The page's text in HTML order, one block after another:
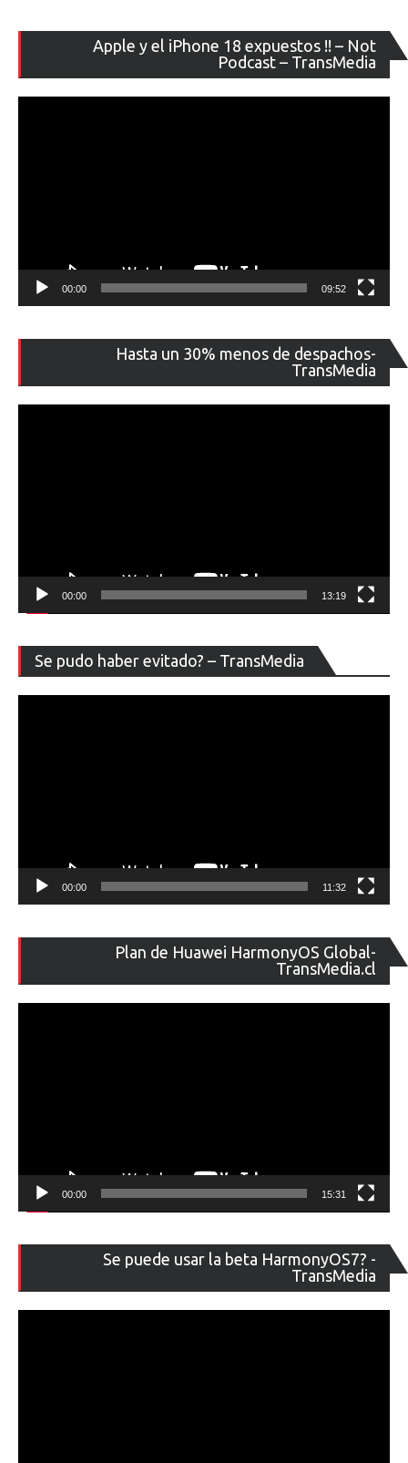
Apple y el iPhone 18 expuestos !! – Not
Podcast – TransMedia
de
00:00 09:52
Hasta un 30% menos de despachos-
TransMedia
de
00:00 13:19
Se pudo haber evitado? – TransMedia
de
00:00 11:32
Plan de Huawei HarmonyOS Global-
TransMedia.cl
de
00:00 15:31
Se puede usar la beta HarmonyOS7? -
TransMedia
de